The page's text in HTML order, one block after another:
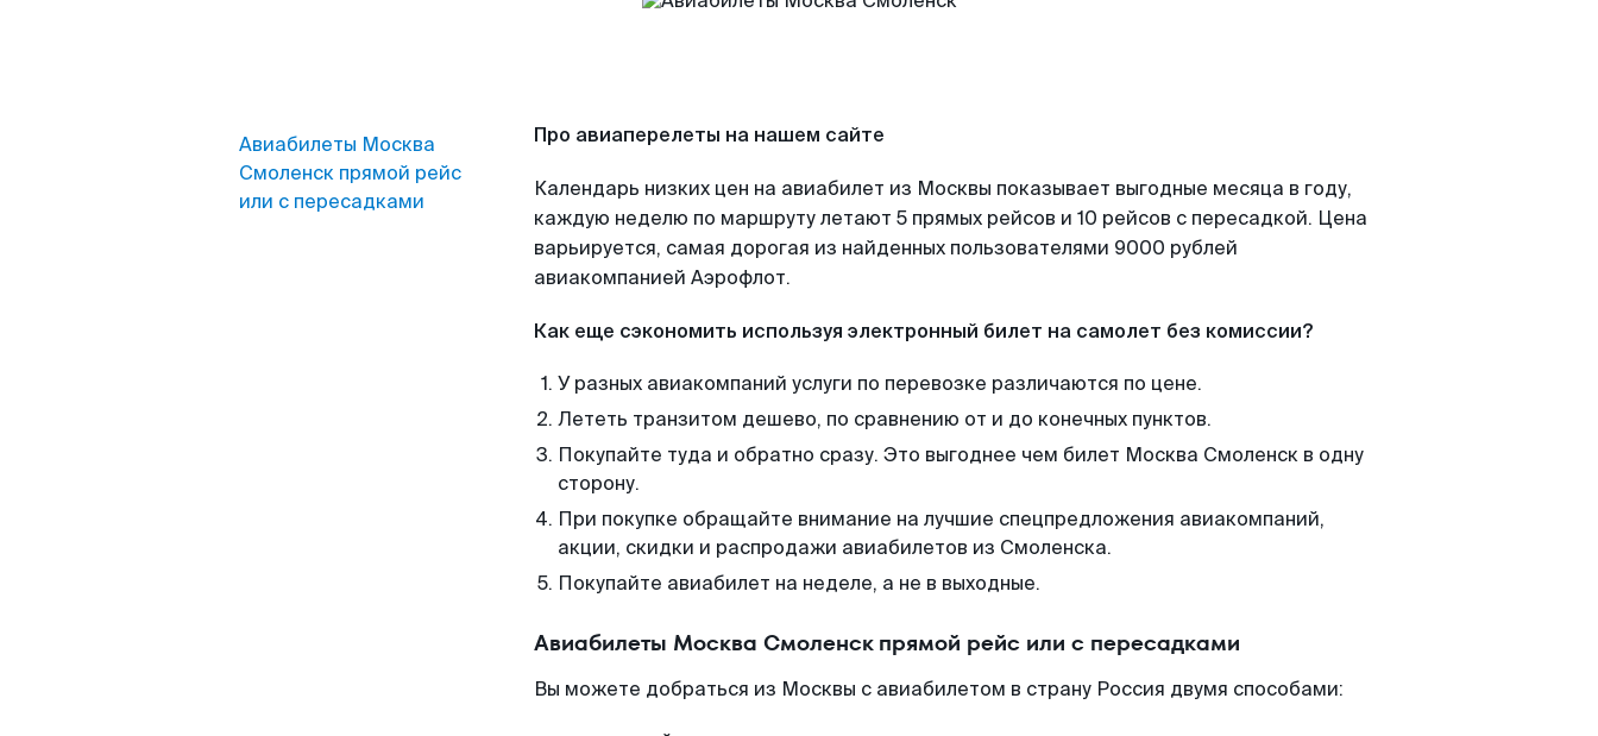
Авиабилеты Москва
Смоленск прямой рейс
или с пересадками
Про авиаперелеты на нашем сайте
Календарь низких цен на авиабилет из Москвы показывает выгодные месяца в году,
каждую неделю по маршруту летают 5 прямых рейсов и 10 рейсов с пересадкой. Цена
варьируется, самая дорогая из найденных пользователями 9000 рублей
авиакомпанией Аэрофлот.
Как еще сэкономить используя электронный билет на самолет без комиссии?
У разных авиакомпаний услуги по перевозке различаются по цене.
Лететь транзитом дешево, по сравнению от и до конечных пунктов.
Покупайте туда и обратно сразу. Это выгоднее чем билет Москва Смоленск в одну
сторону.
При покупке обращайте внимание на лучшие спецпредложения авиакомпаний,
акции, скидки и распродажи авиабилетов из Смоленска.
Покупайте авиабилет на неделе, а не в выходные.
Авиабилеты Москва Смоленск прямой рейс или с пересадками
Вы можете добраться из Москвы с авиабилетом в страну Россия двумя способами: